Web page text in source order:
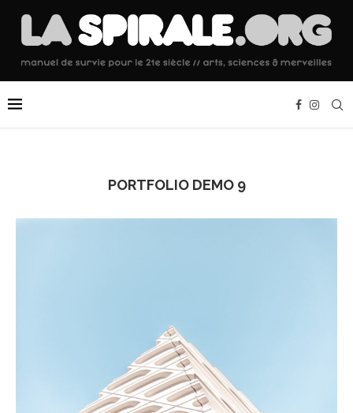
PORTFOLIO DEMO 9